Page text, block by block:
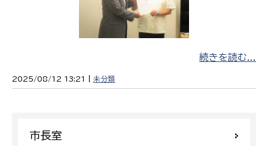
続きを読む...
2025/08/12 13:21 | 未分類
市長室